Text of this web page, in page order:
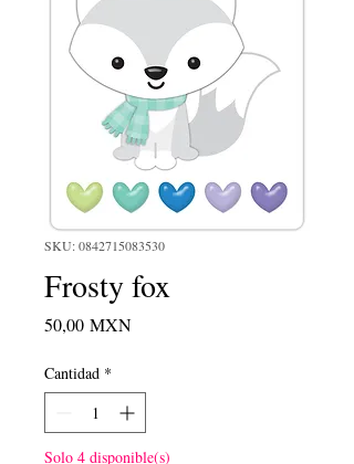
SKU: 0842715083530
Frosty fox
50,00 MXNPrecio
Cantidad *
Solo 4 disponible(s)